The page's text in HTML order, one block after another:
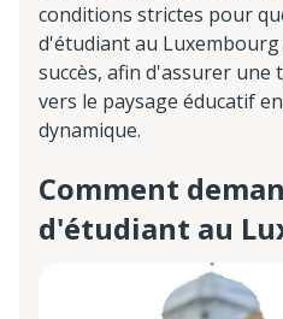
conditions strictes pour
d'étudiant au
succès, afin d'assurer
vers le paysage éducatif
dynamique.
Comment
d'étudiant au